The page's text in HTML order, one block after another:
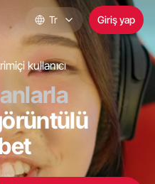
Tr Giriş yap
kullanıcı